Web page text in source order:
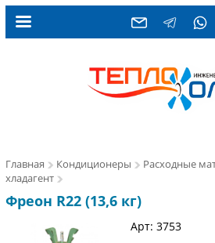
Главная Кондиционеры Расходные
хладагент
Фреон R22 (13,6 кг)
Арт: 3753